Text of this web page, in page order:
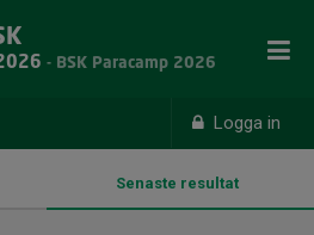
Logga in
- BSK Paracamp 2026
Senaste resultat